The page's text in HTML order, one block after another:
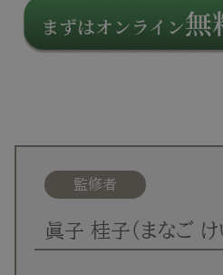
監修者
眞子 桂子（まなご け